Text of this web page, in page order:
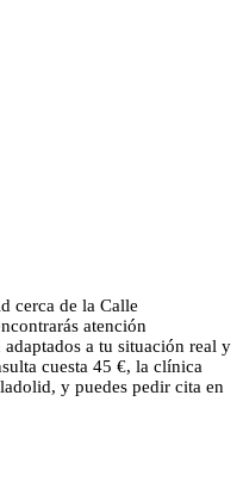
cerca de la Calle
atención
a tu situación real y
cuesta 45 €, la clínica
y puedes pedir cita en